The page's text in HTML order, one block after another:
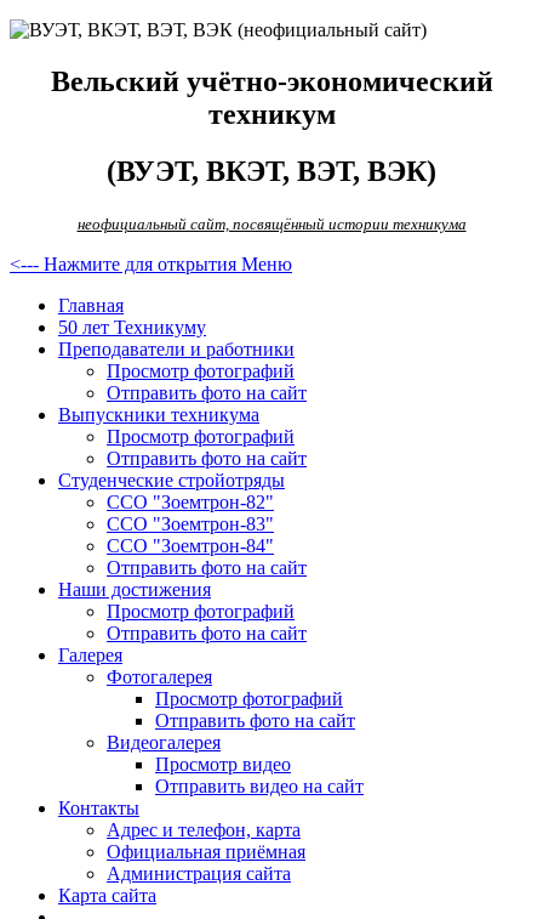
Вельский учётно-экономический
техникум
(ВУЭТ, ВКЭТ, ВЭТ, ВЭК)
неофициальный сайт, посвящённый истории техникума
<--- Нажмите для открытия Меню
Главная
50 лет Техникуму
Преподаватели и работники
Просмотр фотографий
Отправить фото на сайт
Выпускники техникума
Просмотр фотографий
Отправить фото на сайт
Студенческие стройотряды
ССО "Зоемтрон-82"
ССО "Зоемтрон-83"
ССО "Зоемтрон-84"
Отправить фото на сайт
Наши достижения
Просмотр фотографий
Отправить фото на сайт
Галерея
Фотогалерея
Просмотр фотографий
Отправить фото на сайт
Видеогалерея
Просмотр видео
Отправить видео на сайт
Контакты
Адрес и телефон, карта
Официальная приёмная
Администрация сайта
Карта сайта